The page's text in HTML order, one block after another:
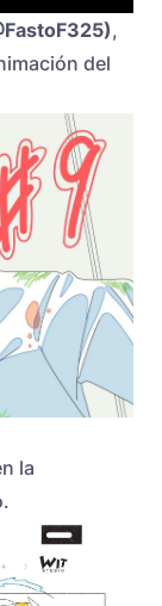
,
del
la